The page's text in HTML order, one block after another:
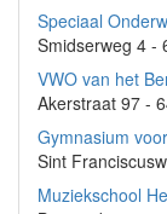
Speciaal
Smidserweg 4 -
VWO van het
Akerstraat 97 -
Gymnasium
Sint
Muziekschool